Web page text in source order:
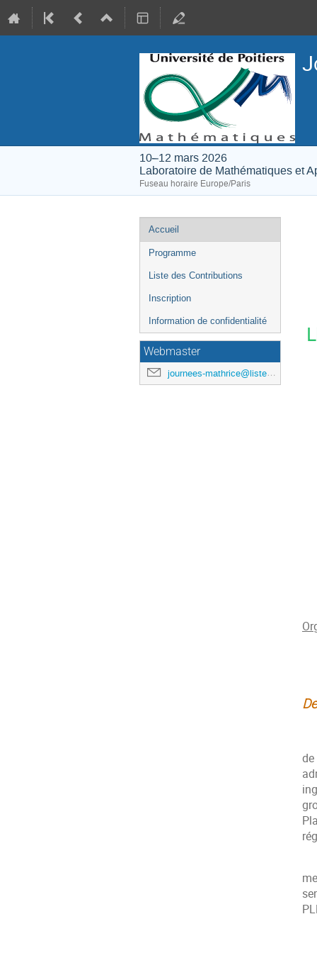
10–12 mars 2026
Laboratoire de Mathématiques et
Fuseau horaire Europe/Paris
Menu
de
l'événement
Accueil
Programme
Liste des Contributions
Inscription
Information de confidentialité
Webmaster
journees-mathrice@listes.mathrice.fr